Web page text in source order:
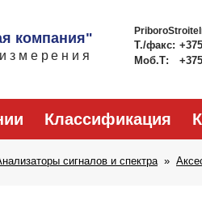
компания" Т./факс:
Моб.Т:
Классификация
сигналов и спектра